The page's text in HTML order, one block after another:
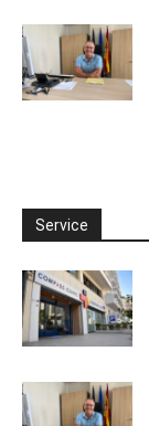
Service